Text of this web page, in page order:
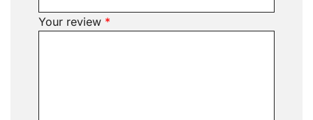
Your review *